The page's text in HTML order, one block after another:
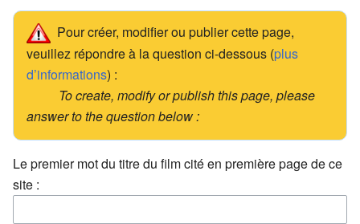
Pour créer, modifier ou publier cette page,
veuillez répondre à la question ci-dessous (plus
d’informations) :
To create, modify or publish this page, please
answer to the question below :
Le premier mot du titre du film cité en première page de ce
site :